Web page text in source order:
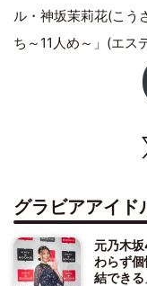
ル・神坂茉莉花(こう
ち～11人め～」(エス
グラビアアイド
元乃木
わらず
結できる